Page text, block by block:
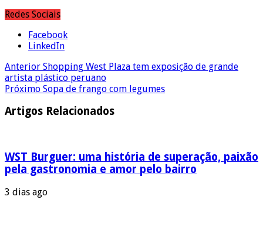
Redes Sociais
Facebook
LinkedIn
Anterior Shopping West Plaza tem exposição de grande
artista plástico peruano
Próximo Sopa de frango com legumes
Artigos Relacionados
WST Burguer: uma história de superação, paixão
pela gastronomia e amor pelo bairro
3 dias ago